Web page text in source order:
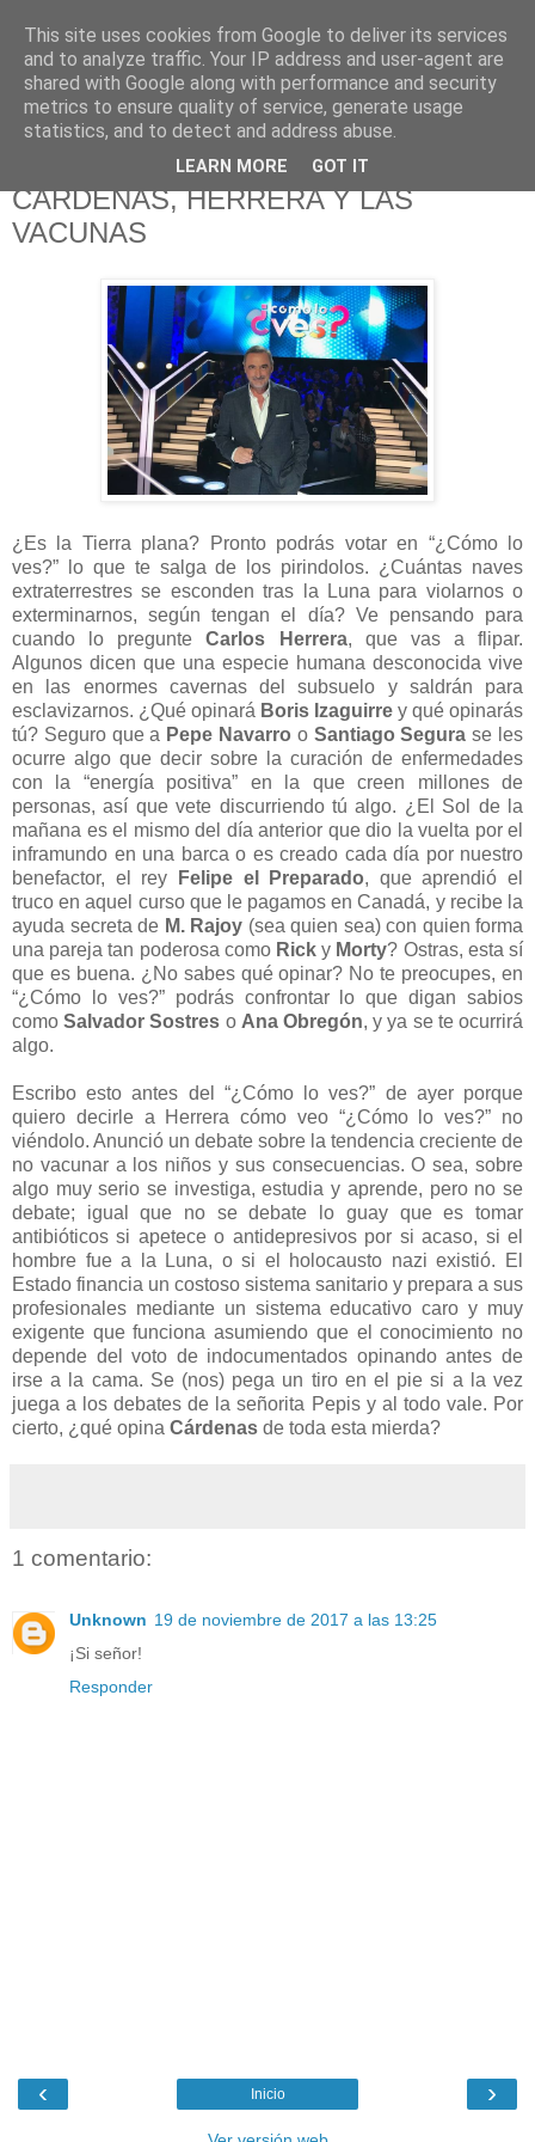
625 RANAS
LA TELEVISIÓN DESDE EL PUNTO DE VISTA BATRACIO
CÁRDENAS, HERRERA Y LAS
VACUNAS
¿Es la Tierra plana? Pronto podrás votar en “¿Cómo lo
ves?” lo que te salga de los pirindolos. ¿Cuántas naves
extraterrestres se esconden tras la Luna para violarnos o
exterminarnos, según tengan el día? Ve pensando para
cuando lo pregunteCarlos Herrera, que vas a flipar.
Algunos dicen que una especie humana desconocida vive
en las enormes cavernas del subsuelo y saldrán para
esclavizarnos. ¿Qué opinará Boris Izaguirre y qué opinarás
tú? Seguro que a Pepe Navarro o Santiago Segurase les
ocurre algo que decir sobre la curación de enfermedades
con la “energía positiva” en la que creen millones de
personas, así que vete discurriendo tú algo. ¿El Sol de la
mañana es el mismo del día anterior que dio la vuelta por el
inframundo en una barca o es creado cada día por nuestro
benefactor, el rey
Felipe el Preparado, que aprendió el
truco en aquel curso que le pagamos en Canadá, y recibe la
ayuda secreta de M. Rajoy (sea quien sea) con quien forma
una pareja tan poderosa como Rick y Morty? Ostras, esta sí
que es buena. ¿No sabes qué opinar? No te preocupes, en
“¿Cómo lo ves?” podrás confrontar lo que digan sabios
comoSalvador Sostres o Ana Obregón, y ya se te ocurrirá
algo.
Escribo esto antes del “¿Cómo lo ves?” de ayer porque
quiero decirle a Herrera cómo veo “¿Cómo lo ves?” no
viéndolo. Anunció un debate sobre la tendencia creciente de
no vacunar a los niños y sus consecuencias. O sea, sobre
algo muy serio se investiga, estudia y aprende, pero no se
debate; igual que no se debate lo guay que es tomar
antibióticos si apetece o antidepresivos por si acaso, si el
hombre fue a la Luna, o si el holocausto nazi existió. El
Estado financia un costoso sistema sanitario y prepara a sus
profesionales mediante un sistema educativo caro y muy
exigente que funciona asumiendo que el conocimiento no
depende del voto de indocumentados opinando antes de
irse a la cama. Se (nos) pega un tiro en el pie si a la vez
juega a los debates de la señorita Pepis y al todo vale. Por
cierto, ¿qué opina Cárdenas de toda esta mierda?
1 comentario:
Unknown 19 de noviembre de 2017 a las 13:25
¡Si señor!
Responder
‹ ›
Inicio
This site uses cookies from Google to deliver its services
and to analyze traffic. Your IP address and user-agent are
shared with Google along with performance and security
metrics to ensure quality of service, generate usage
statistics, and to detect and address abuse.
LEARN MORE GOT IT